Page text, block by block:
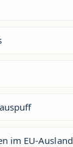
im EU-Ausland